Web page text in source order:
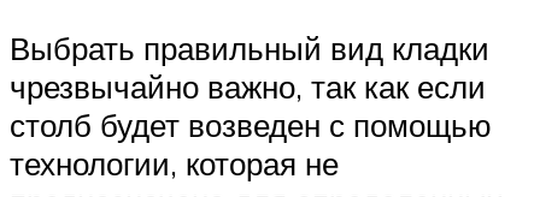
Выбрать правильный вид кладки
чрезвычайно важно, так как если
столб будет возведен с помощью
технологии, которая не